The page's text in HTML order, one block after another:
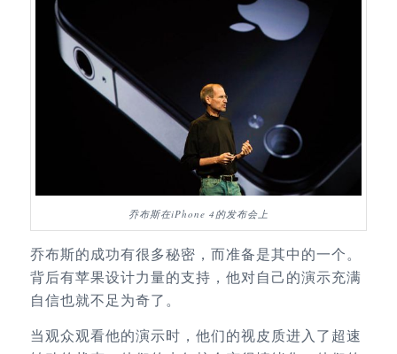
乔布斯在iPhone 4的发布会上
乔布斯的成功有很多秘密，而准备是其中的一个。
背后有苹果设计力量的支持，他对自己的演示充满
自信也就不足为奇了。
当观众观看他的演示时，他们的视皮质进入了超速